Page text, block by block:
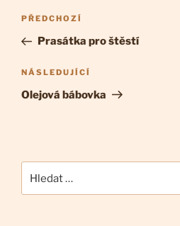
Navigace
pro
příspěvek
Předchozí
příspěvek
PŘEDCHOZÍ
Prasátka pro štěstí
Následující
příspěvek
NÁSLEDUJÍCÍ
Olejová bábovka